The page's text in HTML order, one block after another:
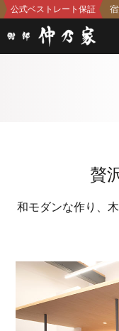
公式ベストレート保証
贅
和モダンな作り、